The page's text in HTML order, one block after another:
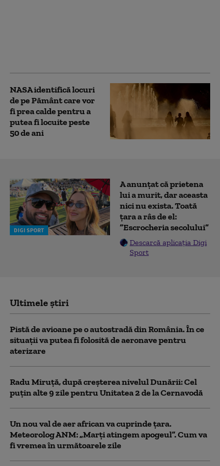
NASA identifică locuri
de pe Pământ care vor
fi prea calde pentru a
putea fi locuite peste
50 de ani
DIGI SPORT
A anunțat că prietena
lui a murit, dar aceasta
nici nu exista. Toată
țara a râs de el:
”Escrocheria secolului”
Descarcă aplicația Digi
Sport
Ultimele știri
Pistă de avioane pe o autostradă din România. În ce
situații va putea fi folosită de aeronave pentru
aterizare
Radu Miruță, după creșterea nivelul Dunării: Cel
puțin alte 9 zile pentru Unitatea 2 de la Cernavodă
Un nou val de aer african va cuprinde țara.
Meteorolog ANM: „Marți atingem apogeul”. Cum va
fi vremea în următoarele zile